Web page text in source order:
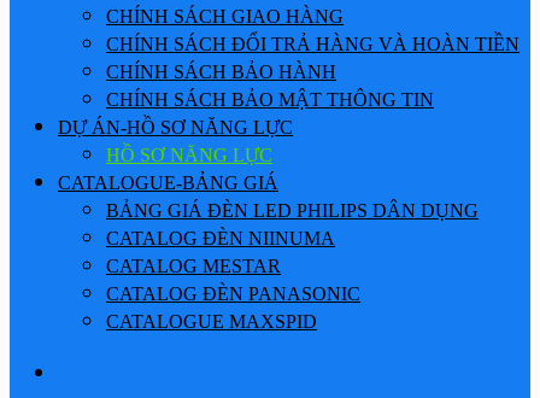
CHÍNH SÁCH GIAO HÀNG
CHÍNH SÁCH ĐỔI TRẢ HÀNG VÀ HOÀN TIỀN
CHÍNH SÁCH BẢO HÀNH
CHÍNH SÁCH BẢO MẬT THÔNG TIN
DỰ ÁN-HỒ SƠ NĂNG LỰC
HỒ SƠ NĂNG LỰC
CATALOGUE-BẢNG GIÁ
BẢNG GIÁ ĐÈN LED PHILIPS DÂN DỤNG
CATALOG ĐÈN NIINUMA
CATALOG MESTAR
CATALOG ĐÈN PANASONIC
CATALOGUE MAXSPID